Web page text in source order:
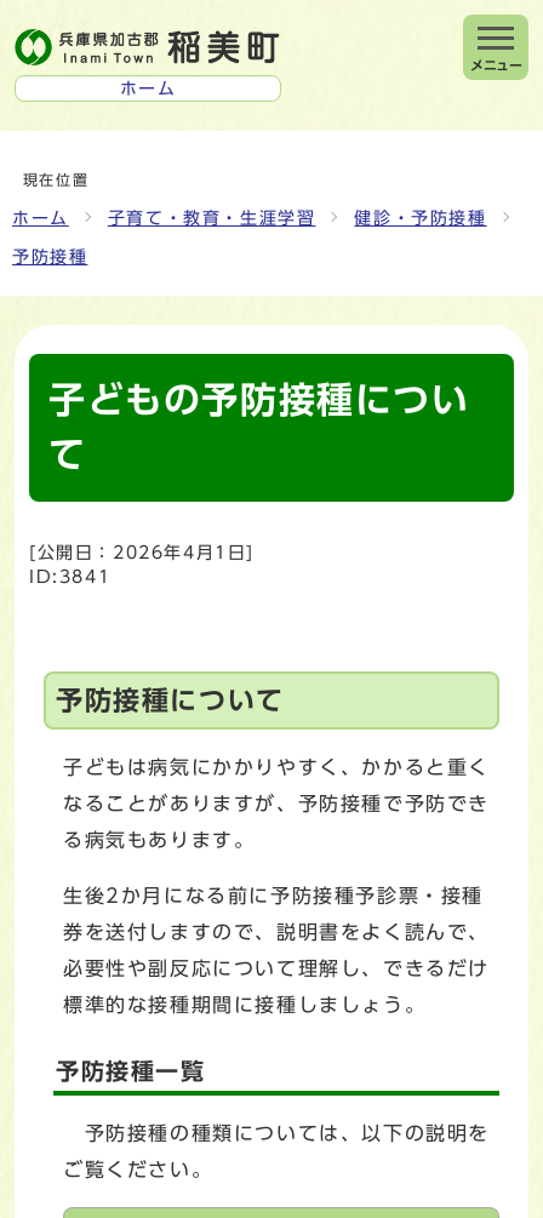
ホーム
メニュー
現在位置
ホーム 子育て・教育・生涯学習 健診・予防接種
予防接種
子どもの予防接種につい
て
[公開日： 2026年4月1日]
ID:3841
予防接種について
子どもは病気にかかりやすく、かかると重く
なることがありますが、予防接種で予防でき
る病気もあります。
生後2か月になる前に予防接種予診票・接種
券を送付しますので、説明書をよく読んで、
必要性や副反応について理解し、できるだけ
標準的な接種期間に接種しましょう。
予防接種一覧
予防接種の種類については、以下の説明を
ご覧ください。